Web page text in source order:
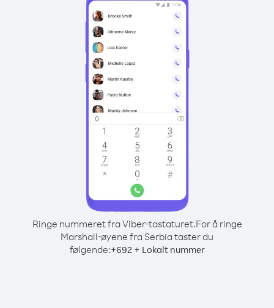
Ringe nummeret fra Viber-tastaturet.For å ringe
Marshall-øyene fra Serbia taster du
følgende:+692+ Lokalt nummer